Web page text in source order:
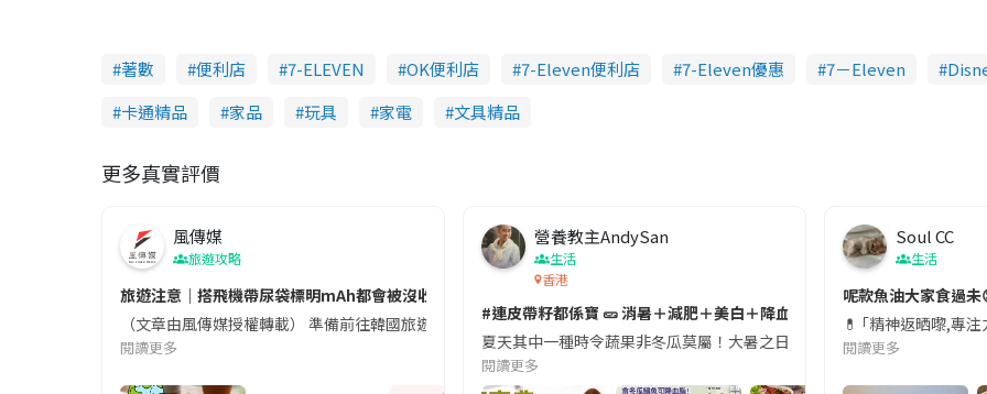
著數 便利店 7-ELEVEN OK便利店 7-Eleven便利店 7-Eleven優惠 7－Eleven
卡通精品
家品 玩具 家電 文具精品
更多真實評價
風傳媒
旅遊攻略
旅遊注意｜搭飛機帶尿袋標明mAh都會被沒收😱出發前切記檢查「1標示」🚨
（文章由風傳媒授權轉載） 準備前往韓國旅遊的民眾，近期要特別留意隨身行李中的行動電源。一名旅客日前在機場安檢
閱讀更多
營養教主AndySan
生活
香港
#連皮帶籽都係寶 🥒 消暑＋減肥＋美白＋降血脂
夏天其中一種時令蔬果非冬瓜莫屬！大暑之日，點都要飲碗冬瓜湯消暑
閱讀更多
Soul CC
生活
呢款魚油大家食過未
💊 ｢精神返晒嚟,專
閱讀更多